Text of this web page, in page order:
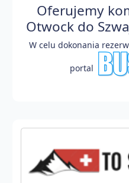
Oferujemy
Otwock do
W celu dokonania
portal